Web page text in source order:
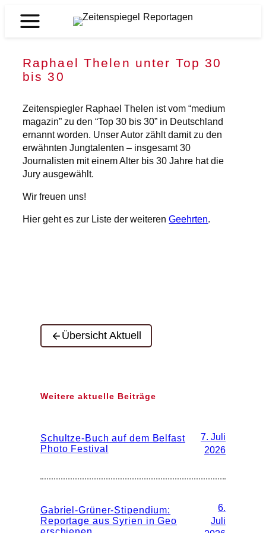
Inhalt
Zeitenspiegel
Raphael Thelen unter Top 30
bis 30
Zeitenspiegler Raphael Thelen ist vom “medium
magazin” zu den “Top 30 bis 30” in Deutschland
ernannt worden. Unser Autor zählt damit zu den
erwähnten Jungtalenten – insgesamt 30
Journalisten mit einem Alter bis 30 Jahre hat die
Jury ausgewählt.
Wir freuen uns!
Hier geht es zur Liste der weiterenGeehrten.
Übersicht Aktuell
Weitere aktuelle Beiträge
Schultze-Buch auf dem Belfast
Photo Festival
7. Juli
2026
Gabriel-Grüner-Stipendium:
Reportage aus Syrien in Geo
6.
Juli